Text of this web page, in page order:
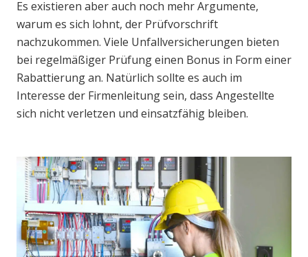
Es existieren aber auch noch mehr Argumente,
warum es sich lohnt, der Prüfvorschrift
nachzukommen. Viele Unfallversicherungen bieten
bei regelmäßiger Prüfung einen Bonus in Form einer
Rabattierung an. Natürlich sollte es auch im
Interesse der Firmenleitung sein, dass Angestellte
sich nicht verletzen und einsatzfähig bleiben.